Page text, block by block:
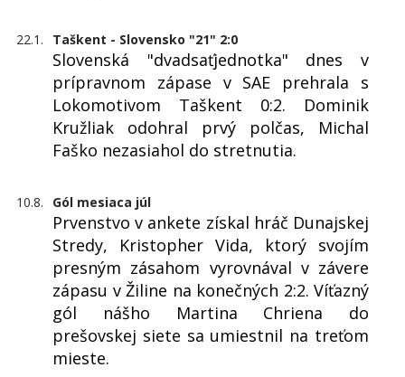
22.1. Taškent - Slovensko "21" 2:0
Slovenská "dvadsaťjednotka" dnes v
prípravnom zápase v SAE prehrala s
Lokomotivom Taškent 0:2. Dominik
Kružliak odohral prvý polčas, Michal
Faško nezasiahol do stretnutia.
10.8. Gól mesiaca júl
Prvenstvo v ankete získal hráč Dunajskej
Stredy, Kristopher Vida, ktorý svojím
presným zásahom vyrovnával v závere
zápasu v Žiline na konečných 2:2. Víťazný
gól nášho Martina Chriena do
prešovskej siete sa umiestnil na treťom
mieste.